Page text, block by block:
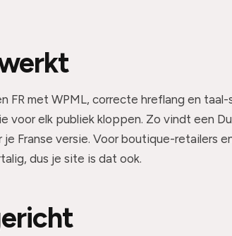
FR met WPML, correcte hreflang en
voor elk publiek kloppen. Zo vindt een
Franse versie. Voor boutique-retailers
dus je site is dat ook.